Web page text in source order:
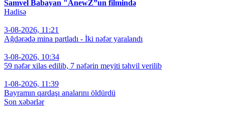
Samvel Babayan "AnewZ”un filmində
Hadisə
3-08-2026, 11:21
Ağdərədə mina partladı - İki nəfər yaralandı
3-08-2026, 10:34
59 nəfər xilas edilib, 7 nəfərin meyiti təhvil verilib
1-08-2026, 11:39
Bayramın qardaşı analarını öldürdü
Son xəbərlər